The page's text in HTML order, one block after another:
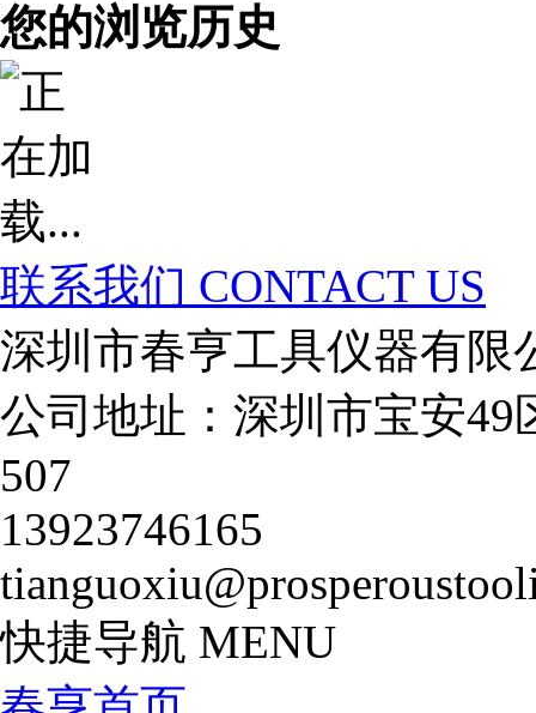
您的浏览历史
联系我们 CONTACT US
深圳市春亨工具仪器有限
公司地址：深圳市宝安
507
13923746165
快捷导航 MENU